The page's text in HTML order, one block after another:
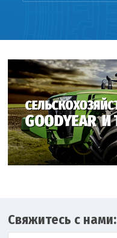
Свяжитесь с нами: